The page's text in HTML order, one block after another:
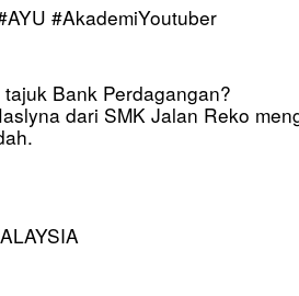
#AkademiYoutuber
Bank Perdagangan?
dari SMK Jalan Reko